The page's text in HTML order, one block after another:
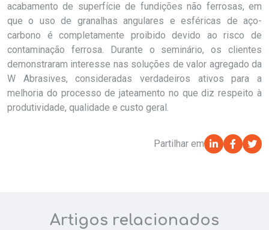
acabamento de superfície de fundições não ferrosas, em
que o uso de granalhas angulares e esféricas de aço-
carbono é completamente proibido devido ao risco de
contaminação ferrosa. Durante o seminário, os clientes
demonstraram interesse nas soluções de valor agregado da
W Abrasives, consideradas verdadeiros ativos para a
melhoria do processo de jateamento no que diz respeito à
produtividade, qualidade e custo geral.
Partilhar em
Artigos relacionados